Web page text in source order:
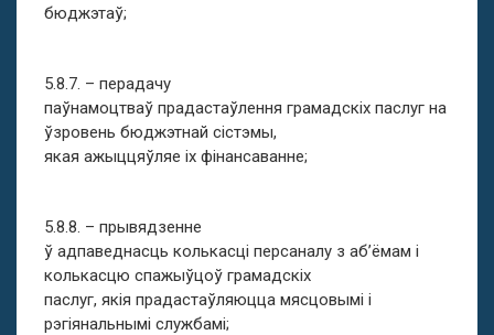
бюджэтаў;
5.8.7. – перадачу
паўнамоцтваў прадастаўлення грамадскіх паслуг на
ўзровень бюджэтнай сістэмы,
якая ажыццяўляе іх фінансаванне;
5.8.8. – прывядзенне
ў адпаведнасць колькасці персаналу з аб’ёмам і
колькасцю спажыўцоў грамадскіх
паслуг, якія прадастаўляюцца мясцовымі і
рэгіянальнымі службамі;